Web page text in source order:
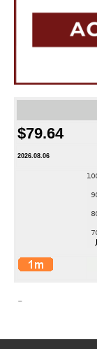
$79.64
2026.08.06
-